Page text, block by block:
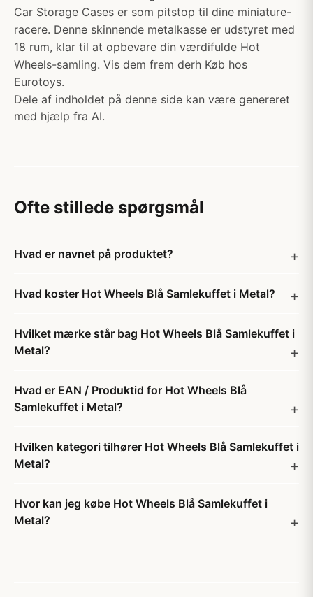
Car Storage Cases er som pitstop til dine miniature-
racere. Denne skinnende metalkasse er udstyret med
18 rum, klar til at opbevare din værdifulde Hot
Wheels-samling. Vis dem frem derh Køb hos
Eurotoys.
Dele af indholdet på denne side kan være genereret
med hjælp fra AI.
Ofte stillede spørgsmål
Hvad er navnet på produktet?
Hvad koster Hot Wheels Blå Samlekuffet i Metal?
Hvilket mærke står bag Hot Wheels Blå Samlekuffet i
Metal?
Hvad er EAN / Produktid for Hot Wheels Blå
Samlekuffet i Metal?
Hvilken kategori tilhører Hot Wheels Blå Samlekuffet i
Metal?
Hvor kan jeg købe Hot Wheels Blå Samlekuffet i
Metal?